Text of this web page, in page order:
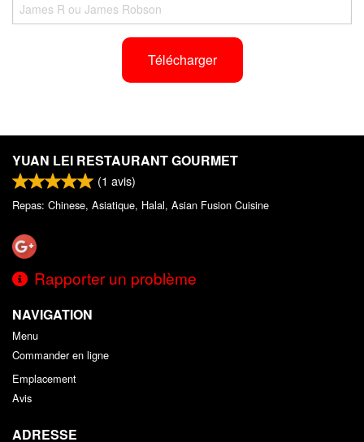
Télécharger
YUAN LEI RESTAURANT GOURMET
(1 avis)
Repas: Chinese, Asiatique, Halal, Asian Fusion Cuisine
Rapporter un problème
NAVIGATION
Menu
Commander en ligne
Emplacement
Avis
ADRESSE